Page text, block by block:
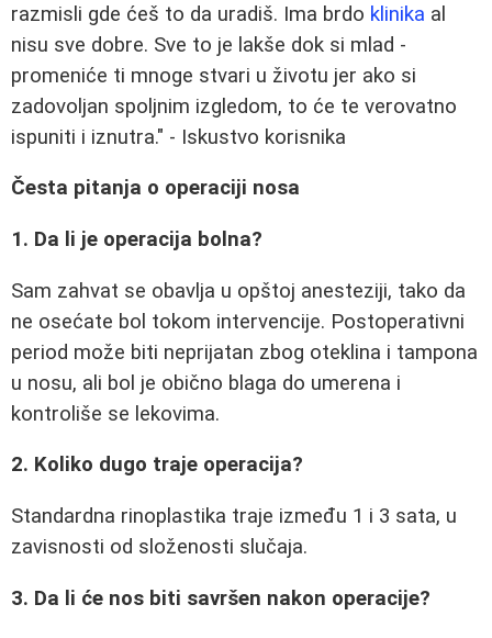
razmisli gde ćeš to da uradiš. Ima brdo klinika al
nisu sve dobre. Sve to je lakše dok si mlad -
promeniće ti mnoge stvari u životu jer ako si
zadovoljan spoljnim izgledom, to će te verovatno
ispuniti i iznutra." - Iskustvo korisnika
Česta pitanja o operaciji nosa
1. Da li je operacija bolna?
Sam zahvat se obavlja u opštoj anesteziji, tako da
ne osećate bol tokom intervencije. Postoperativni
period može biti neprijatan zbog oteklina i tampona
u nosu, ali bol je obično blaga do umerena i
kontroliše se lekovima.
2. Koliko dugo traje operacija?
Standardna rinoplastika traje između 1 i 3 sata, u
zavisnosti od složenosti slučaja.
3. Da li će nos biti savršen nakon operacije?